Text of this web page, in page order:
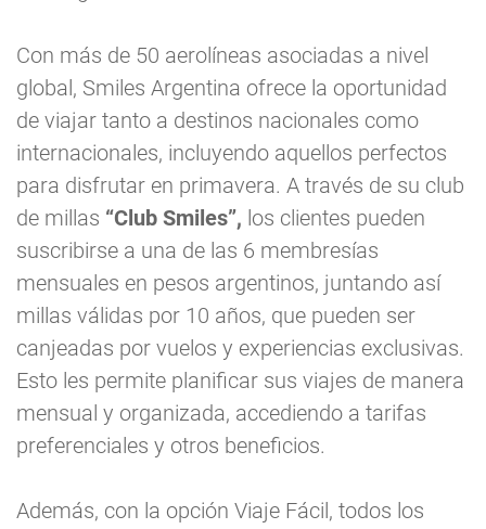
Con más de 50 aerolíneas asociadas a nivel
global, Smiles Argentina ofrece la oportunidad
de viajar tanto a destinos nacionales como
internacionales, incluyendo aquellos perfectos
para disfrutar en primavera. A través de su club
de millas “Club Smiles”, los clientes pueden
suscribirse a una de las 6 membresías
mensuales en pesos argentinos, juntando así
millas válidas por 10 años, que pueden ser
canjeadas por vuelos y experiencias exclusivas.
Esto les permite planificar sus viajes de manera
mensual y organizada, accediendo a tarifas
preferenciales y otros beneficios.
Además, con la opción Viaje Fácil, todos los